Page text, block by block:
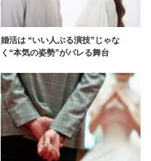
婚活は “いい人ぶる演技”じゃな
く“本気の姿勢”がバレる舞台